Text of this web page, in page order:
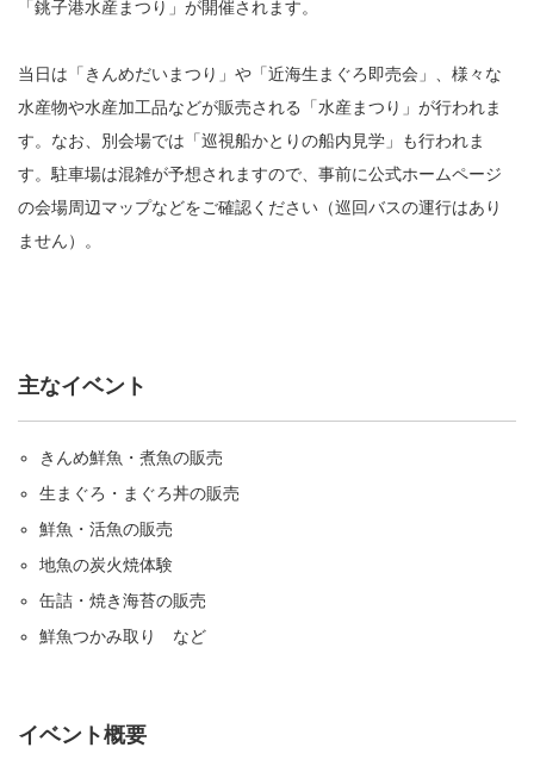
「銚子港水産まつり」が開催されます。
当日は「きんめだいまつり」や「近海生まぐろ即売会」、様々な
水産物や水産加工品などが販売される「水産まつり」が行われま
す。なお、別会場では「巡視船かとりの船内見学」も行われま
す。駐車場は混雑が予想されますので、事前に公式ホームページ
の会場周辺マップなどをご確認ください（巡回バスの運行はあり
ません）。
主なイベント
きんめ鮮魚・煮魚の販売
生まぐろ・まぐろ丼の販売
鮮魚・活魚の販売
地魚の炭火焼体験
缶詰・焼き海苔の販売
鮮魚つかみ取り など
イベント概要